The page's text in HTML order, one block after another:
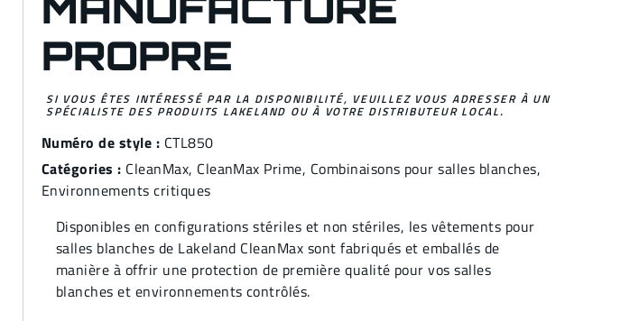
PROPRE
SI VOUS ÊTES INTÉRESSÉ PAR LA DISPONIBILITÉ, VEUILLEZ VOUS ADRESSER À UN
SPÉCIALISTE DES PRODUITS LAKELAND OU À VOTRE DISTRIBUTEUR LOCAL.
Numéro de style : CTL850
Catégories : CleanMax, CleanMax Prime, Combinaisons pour salles blanches,
Environnements critiques
Disponibles en configurations stériles et non stériles, les vêtements pour
salles blanches de Lakeland CleanMax sont fabriqués et emballés de
manière à offrir une protection de première qualité pour vos salles
blanches et environnements contrôlés.